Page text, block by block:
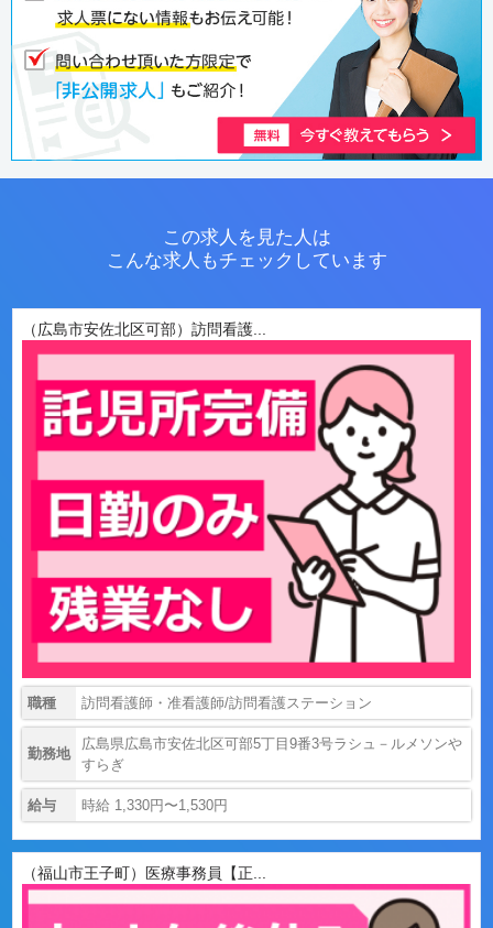
この求人を見た人は
こんな求人もチェックしています
（広島市安佐北区可部）訪問看護...
職種 訪問看護師・准看護師/訪問看護ステーション
勤務地
広島県広島市安佐北区可部5丁目9番3号ラシュ－ルメソンや
すらぎ
給与 時給 1,330円〜1,530円
（福山市王子町）医療事務員【正...